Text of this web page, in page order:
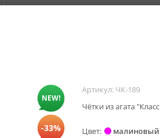
NEW!
-33%
Артикул: ЧК-189
Чётки из агата
Цвет
малиновый